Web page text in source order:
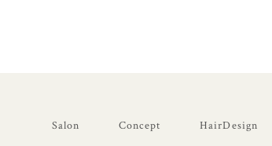
Salon Concept HairDesign